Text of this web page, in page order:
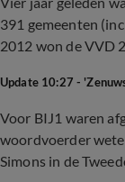
391 gemeenten
2012 won de VVD
Update 10:27 -
Voor BIJ1 waren
woordvoerder
Simons in de